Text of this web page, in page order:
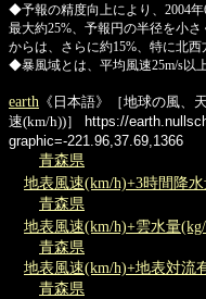
◆予報の精度向上により、2004年
最大約25%、予報円の半径を小さ
からは、さらに約15%、特に北西
◆暴風域とは、平均風速25m/s以
earth 《日本語》［地球の風、
速(km/h))］
https://
graphic=-221.96,37.69,1366
青森県
地表風速(km/h)+3時間降
青森県
地表風速(km/h)+雲水量
青森県
地表風速(km/h)+地表対流
青森県